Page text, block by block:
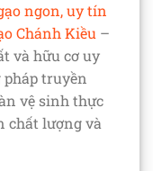
ngon, uy tín
Chánh Kiều –
và hữu cơ uy
truyền
vệ sinh thực
chất lượng và